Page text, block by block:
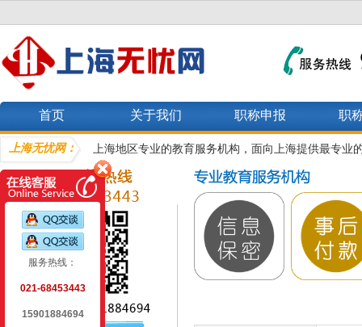
首页 关于我们 职称申报 职
上海无忧网： 上海地区专业的教育服务机构，面向上海提供最专业
服务热线：
021-68453443
15901884694